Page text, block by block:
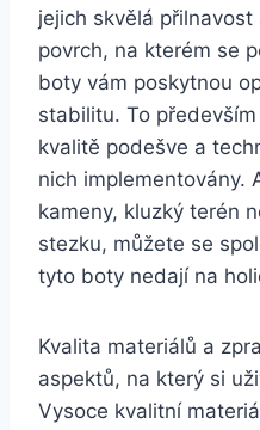
jejich skvělá
povrch, na ​kterém se
⁣boty vám poskytnou
stabilitu. To⁢
kvalitě podešve a
nich ‍implementovány.
kameny, kluzký terén
stezku, ​můžete se
tyto boty nedají ​na
Kvalita materiálů a
aspektů, na který si
Vysoce kvalitní⁤